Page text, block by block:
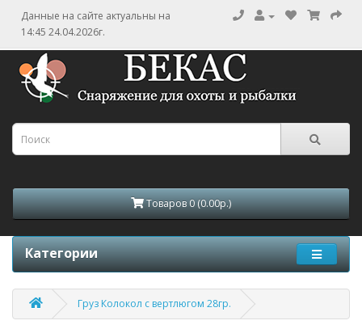
Данные на сайте актуальны на
14:45 24.04.2026г.
Товаров 0 (0.00р.)
Категории
Груз Колокол с вертлюгом 28гр.